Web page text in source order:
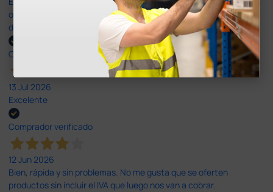
otras plataformas de material médico. Pero el envío cuesta más
del doble que en cualquier otra empresa dentro de España.
Comprador verificado
13 Jul 2026
Excelente
Comprador verificado
12 Jun 2026
Bien, rápida y sin problemas. No me gusta que se oferten
productos sin incluir el IVA que luego nos van a cobrar.